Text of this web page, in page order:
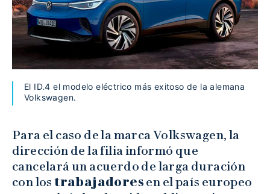
El ID.4 el modelo eléctrico más exitoso de la alemana
Volkswagen.
Para el caso de la marca Volkswagen, la
dirección de la filia informó que
cancelará un acuerdo de larga duración
con lostrabajadores en el país europeo